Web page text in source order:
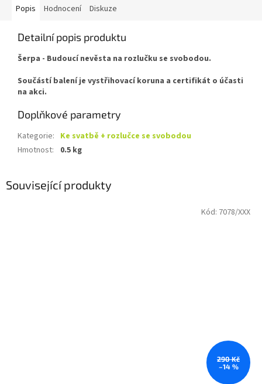
Popis Hodnocení Diskuze
Detailní popis produktu
Šerpa - Budoucí nevěsta na rozlučku se svobodou.
Součástí balení je vystřihovací koruna a certifikát o účasti
na akci.
Doplňkové parametry
Kategorie: Ke svatbě + rozlučce se svobodou
Hmotnost: 0.5 kg
Související produkty
290 Kč
–14 %
Kód: 7078/XXX